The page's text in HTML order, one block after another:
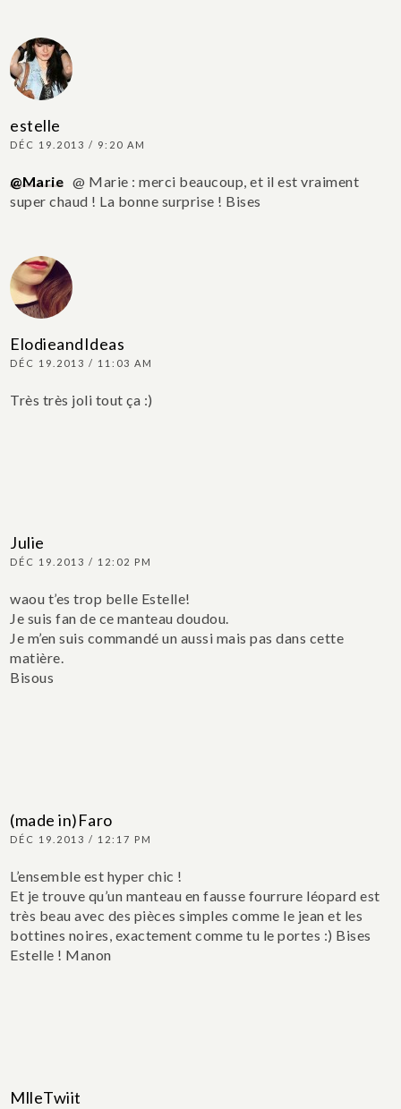
estelle
DÉC 19.2013 / 9:20 AM
@Marie @ Marie : merci beaucoup, et il est vraiment
super chaud ! La bonne surprise ! Bises
ElodieandIdeas
DÉC 19.2013 / 11:03 AM
Très très joli tout ça :)
Julie
DÉC 19.2013 / 12:02 PM
waou t’es trop belle Estelle!
Je suis fan de ce manteau doudou.
Je m’en suis commandé un aussi mais pas dans cette
matière.
Bisous
(made in)Faro
DÉC 19.2013 / 12:17 PM
L’ensemble est hyper chic !
Et je trouve qu’un manteau en fausse fourrure léopard est
très beau avec des pièces simples comme le jean et les
bottines noires, exactement comme tu le portes :) Bises
Estelle ! Manon
MlleTwiit